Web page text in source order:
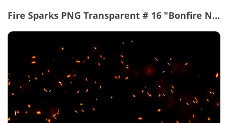
Fire Sparks PNG Transparent # 16 "Bonfire Night"